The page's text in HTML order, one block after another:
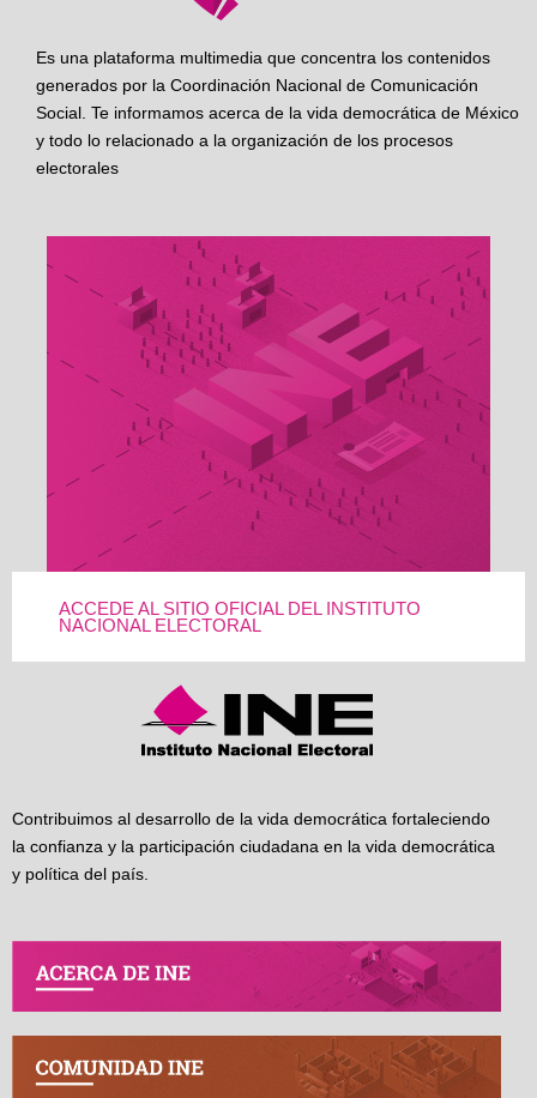
Es una plataforma multimedia que concentra los contenidos
generados por la Coordinación Nacional de Comunicación
Social. Te informamos acerca de la vida democrática de México
y todo lo relacionado a la organización de los procesos
electorales
ACCEDE AL SITIO OFICIAL DEL INSTITUTO
NACIONAL ELECTORAL
Contribuimos al desarrollo de la vida democrática fortaleciendo
la confianza y la participación ciudadana en la vida democrática
y política del país.